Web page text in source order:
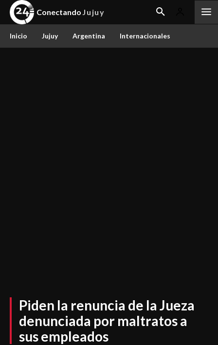
Conectando Jujuy
Inicio Jujuy Argentina Internacionales
Piden la renuncia de la Jueza
denunciada por maltratos a
sus empleados